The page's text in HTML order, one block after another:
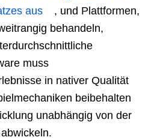
aus
, und Plattformen,
behandeln,
muss
in nativer Qualität
beibehalten
unabhängig von der